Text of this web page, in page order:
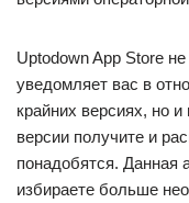
Uptodown App Store не
уведомляет вас в
крайних версиях, но
версии получите и
понадобятся. Данная
избираете больше